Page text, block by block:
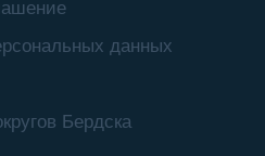
данных
Бердска